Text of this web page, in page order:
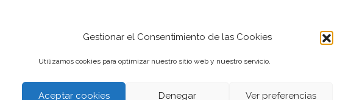
Gestionar el Consentimiento de las Cookies
Utilizamos cookies para optimizar nuestro sitio web y nuestro servicio.
Aceptar cookies Denegar Ver preferencias